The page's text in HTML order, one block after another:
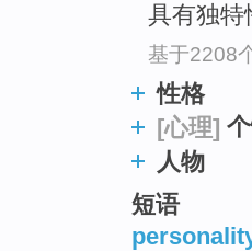
具有独特
基于2208
性格
[心理]
人物
短语